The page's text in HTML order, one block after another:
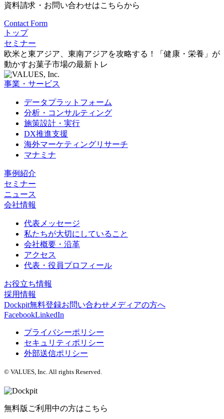
資料請求・お問い合わせはこちらから
Contact Form
トップ
セミナー
欧米と東アジア、東南アジアを攻略する！「健康・栄養」が
動かすお菓子市場の最新トレ
事業・サービス
データプラットフォーム
分析・コンサルティング
施策設計・実行
DX推進支援
海外マーケティングリサーチ
マナミナ
事例紹介
セミナー
ニュース
会社情報
代表メッセージ
私たちが大切にしていること
会社概要・沿革
アクセス
代表・役員プロフィール
お役立ち情報
採用情報
Dockpit無料登録お問い合わせ メディアの方へ
FacebookLinkedIn
プライバシーポリシー
セキュリティポリシー
外部送信ポリシー
© VALUES, Inc. All rights Reserved.
無料版ご利用中の方はこちら